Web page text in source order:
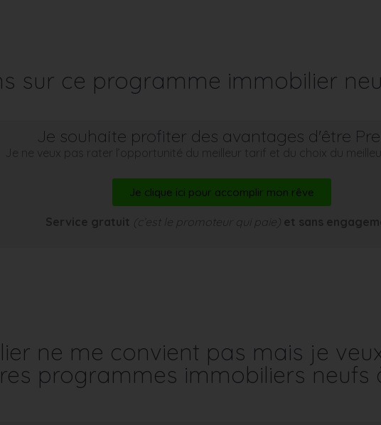
sur ce programme immobilier
Je souhaite profiter des avantages d'être
Je ne veux pas rater l’opportunité du meilleur tarif et du choix du
Je clique ici pour accomplir mon rêve
Service gratuit (c’est le promoteur qui paie) et sans
ne me convient pas mais je
programmes immobiliers neufs